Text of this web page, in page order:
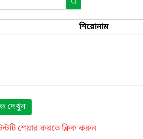
শিরোনাম
দেখুন
শেয়ার করতে ক্লিক করুন